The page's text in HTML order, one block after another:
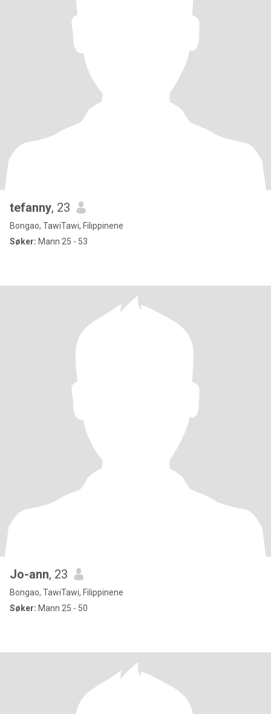
tefanny, 23
Bongao, TawiTawi, Filippinene
Søker: Mann 25 - 53
Jo-ann, 23
Bongao, TawiTawi, Filippinene
Søker: Mann 25 - 50